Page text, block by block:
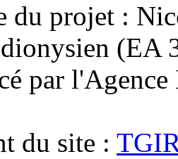
du projet :
par l'Agence
du site :